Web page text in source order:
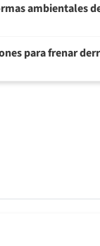
ambientales
para frenar